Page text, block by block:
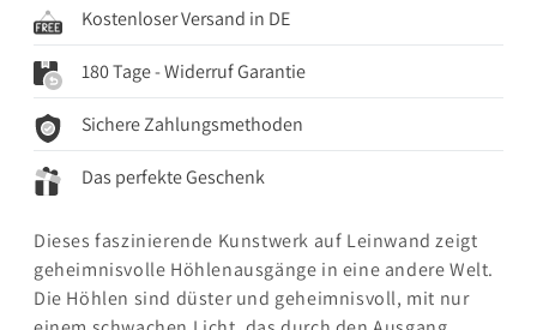
Kostenloser Versand in DE
180 Tage - Widerruf Garantie
Sichere Zahlungsmethoden
Das perfekte Geschenk
Dieses faszinierende Kunstwerk auf Leinwand zeigt
geheimnisvolle Höhlenausgänge in eine andere Welt.
Die Höhlen sind düster und geheimnisvoll, mit nur